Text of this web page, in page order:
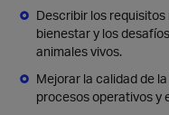
Describir los
bienestar y los
animales vivos.
Mejorar la calidad de
procesos operativos y